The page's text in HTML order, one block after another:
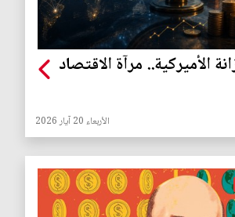
الأميركية.. مرآة الاقتصاد
الأربعاء 20 آيار 2026